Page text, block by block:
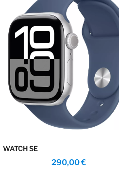
WATCH SE
290,00€